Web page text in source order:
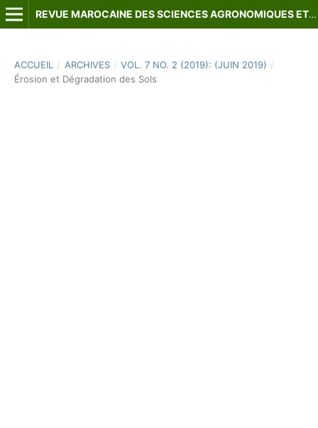
REVUE MAROCAINE DES SCIENCES AGRONOMIQUES ET VÉTÉRINAIRES
ACCUEIL / ARCHIVES / VOL. 7 NO. 2 (2019): (JUIN 2019) /
Érosion et Dégradation des Sols